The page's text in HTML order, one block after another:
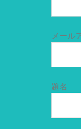
メール
題名